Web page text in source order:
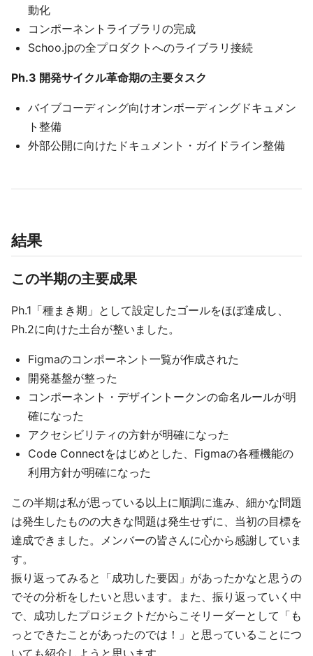
動化
コンポーネントライブラリの完成
Schoo.jpの全プロダクトへのライブラリ接続
Ph.3 開発サイクル革命期の主要タスク
バイブコーディング向けオンボーディングドキュメン
ト整備
外部公開に向けたドキュメント・ガイドライン整備
結果
この半期の主要成果
Ph.1「種まき期」として設定したゴールをほぼ達成し、
Ph.2に向けた土台が整いました。
Figmaのコンポーネント一覧が作成された
開発基盤が整った
コンポーネント・デザイントークンの命名ルールが明
確になった
アクセシビリティの方針が明確になった
Code Connectをはじめとした、Figmaの各種機能の
利用方針が明確になった
この半期は私が思っている以上に順調に進み、細かな問題
は発生したものの大きな問題は発生せずに、当初の目標を
達成できました。メンバーの皆さんに心から感謝していま
す。
振り返ってみると「成功した要因」があったかなと思うの
でその分析をしたいと思います。また、振り返っていく中
で、成功したプロジェクトだからこそリーダーとして「も
っとできたことがあったのでは！」と思っていることにつ
いても紹介しようと思います。